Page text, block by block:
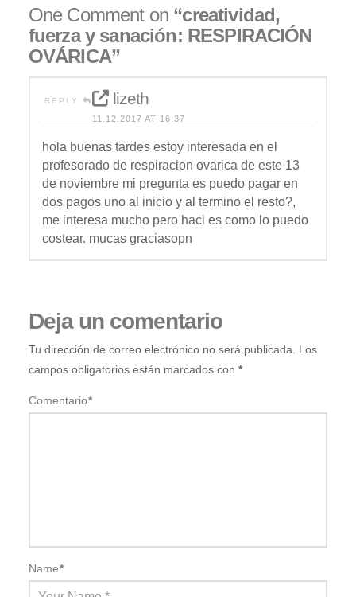
One Comment on “creatividad,
fuerza y sanación: RESPIRACIÓN
OVÁRICA”
REPLY lizeth
11.12.2017 AT 16:37
hola buenas tardes estoy interesada en el
profesorado de respiracion ovarica de este 13
de noviembre mi pregunta es puedo pagar en
dos pagos uno al inicio y al termino el resto?,
me interesa mucho pero haci es como lo puedo
costear. mucas graciasopn
Deja un comentario
Tu dirección de correo electrónico no será publicada.
Los
campos obligatorios están marcados con *
Comentario*
Name*